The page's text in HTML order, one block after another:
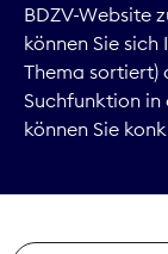
BDZV-Website
können Sie
Thema sortiert)
Suchfunktion in
können Sie